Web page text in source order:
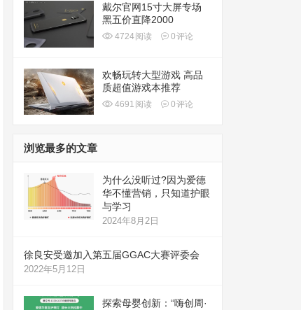
戴尔官网15寸大屏专场
黑五价直降2000
4724 阅读 0评论
欢畅玩转大型游戏 高品
质超值游戏本推荐
4691 阅读 0评论
浏览最多的文章
为什么没听过?因为爱德
华不懂营销，只知道护眼
与学习
2024年8月2日
徐良安受邀加入第五届GGAC大赛评委会
2022年5月12日
探索母婴创新：“嗨创周·